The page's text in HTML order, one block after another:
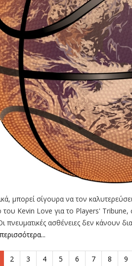
μπορεί σίγουρα να τον
του Kevin Love για το Players' Tribune,
πνευματικές ασθένειες δεν κάνουν
2 3 4 5 6 7 8 9